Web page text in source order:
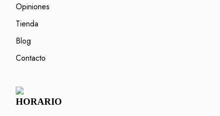
Opiniones
Tienda
Blog
Contacto
HORARIO